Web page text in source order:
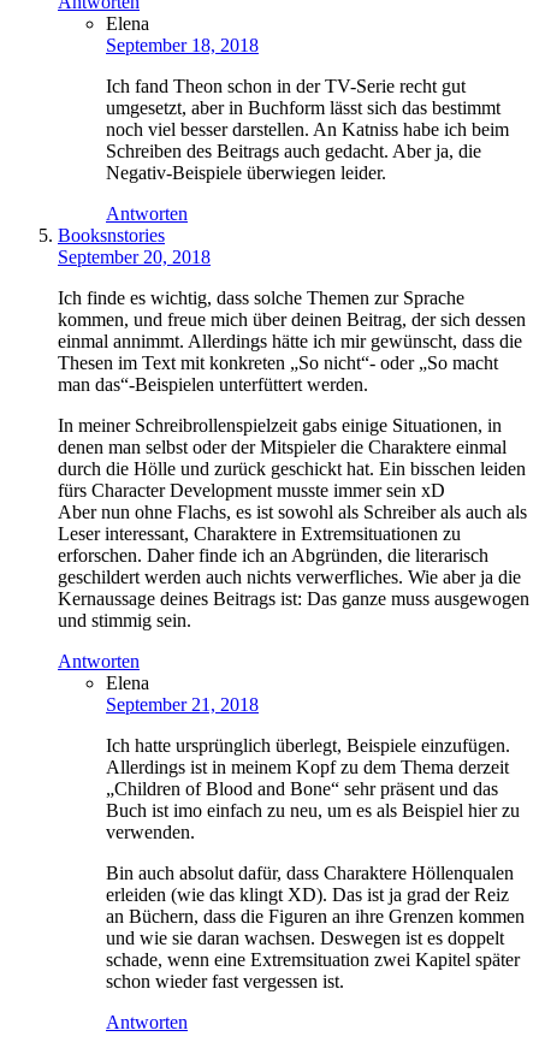
Elena
September 18, 2018
Ich fand Theon schon in der TV-Serie recht gut
umgesetzt, aber in Buchform lässt sich das bestimmt
noch viel besser darstellen. An Katniss habe ich beim
Schreiben des Beitrags auch gedacht. Aber ja, die
Negativ-Beispiele überwiegen leider.
Antworten
Booksnstories
September 20, 2018
Ich finde es wichtig, dass solche Themen zur Sprache
kommen, und freue mich über deinen Beitrag, der sich dessen
einmal annimmt. Allerdings hätte ich mir gewünscht, dass die
Thesen im Text mit konkreten „So nicht“- oder „So macht
man das“-Beispielen unterfüttert werden.
In meiner Schreibrollenspielzeit gabs einige Situationen, in
denen man selbst oder der Mitspieler die Charaktere einmal
durch die Hölle und zurück geschickt hat. Ein bisschen leiden
fürs Character Development musste immer sein xD
Aber nun ohne Flachs, es ist sowohl als Schreiber als auch als
Leser interessant, Charaktere in Extremsituationen zu
erforschen. Daher finde ich an Abgründen, die literarisch
geschildert werden auch nichts verwerfliches. Wie aber ja die
Kernaussage deines Beitrags ist: Das ganze muss ausgewogen
und stimmig sein.
Antworten
Elena
September 21, 2018
Ich hatte ursprünglich überlegt, Beispiele einzufügen.
Allerdings ist in meinem Kopf zu dem Thema derzeit
„Children of Blood and Bone“ sehr präsent und das
Buch ist imo einfach zu neu, um es als Beispiel hier zu
verwenden.
Bin auch absolut dafür, dass Charaktere Höllenqualen
erleiden (wie das klingt XD). Das ist ja grad der Reiz
an Büchern, dass die Figuren an ihre Grenzen kommen
und wie sie daran wachsen. Deswegen ist es doppelt
schade, wenn eine Extremsituation zwei Kapitel später
schon wieder fast vergessen ist.
Antworten